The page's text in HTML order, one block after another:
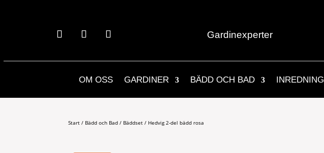
Gardinexperter
OM OSS GARDINER BÄDD OCH BAD INREDNING
Start / Bädd och Bad / Bäddset / Hedvig 2-del bädd rosa